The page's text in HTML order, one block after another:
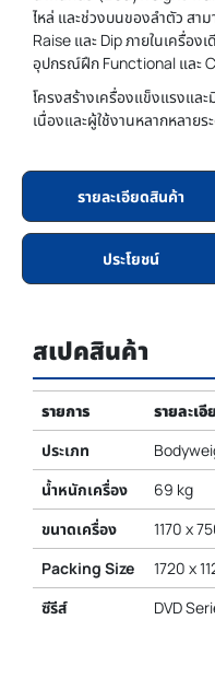
ไหล่ และช่วงบนของลำตัว สา
Raise และ Dip ภายในเครื่อง
อุปกรณ์ฝึก Functional และ
โครงสร้างเครื่องแข็งแรงแล
เนื่องและผู้ใช้งานหลากหลาย
รายละเอียดสินค้า
ประโยชน์
สเปคสินค้า
รายการ
รายละเอี
ประเภท
น้ำหนักเครื่อง
69 kg
ขนาดเครื่อง
1170 x
Packing Size
1720 x
ซีรีส์
DVD